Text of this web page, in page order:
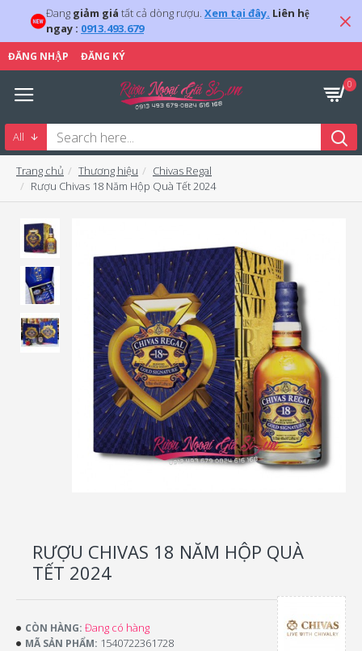
Đang giảm giá tất cả dòng rượu. Xem tại đây. Liên hệ
ngay : 0913.493.679
ĐĂNG NHẬP ĐĂNG KÝ
0
All
Trang chủ Thương hiệu
Chivas Regal
Rượu Chivas 18 Năm Hộp Quà Tết 2024
RƯỢU CHIVAS 18 NĂM HỘP QUÀ
TẾT 2024
CÒN HÀNG: Đang có hàng
MÃ SẢN PHẨM: 1540722361728